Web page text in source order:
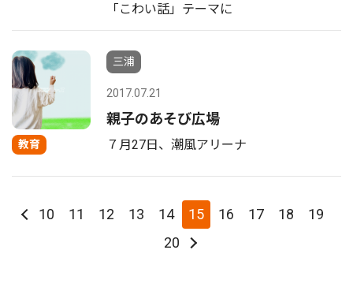
「こわい話」テーマに
教育
三浦
2017.07.21
親子のあそび広場
７月27日、潮風アリーナ
10 11 12 13 14 15 16 17 18
19
20